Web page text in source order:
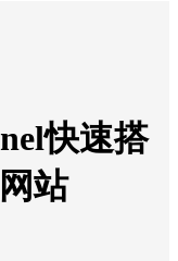
快速搭
站